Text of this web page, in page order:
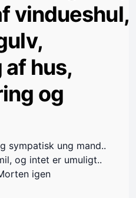
vindueshul,
hus,
og
sympatisk ung mand..
og intet er umuligt..
igen